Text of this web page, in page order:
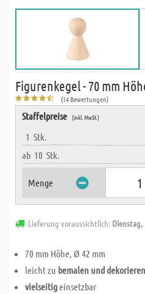
Figurenkegel - 70 mm
(14 Bewertungen)
Staffelpreise (inkl. MwSt.)
1 Stk.
ab 10 Stk.
Menge
Lieferung voraussichtlich: Dienstag,
70 mm Höhe, Ø 42 mm
leicht zu bemalen und dekorieren
vielseitigeinsetzbar